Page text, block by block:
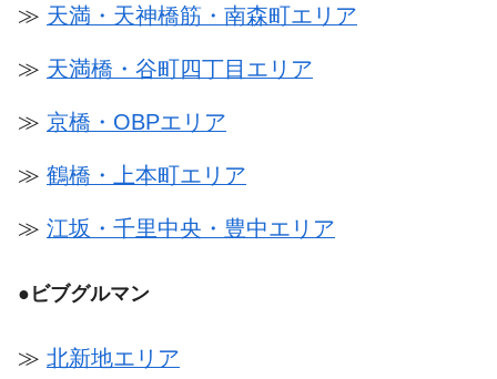
≫ 天満・天神橋筋・南森町エリア
≫ 天満橋・谷町四丁目エリア
≫ 京橋・OBPエリア
≫ 鶴橋・上本町エリア
≫ 江坂・千里中央・豊中エリア
● ビブグルマン
≫ 北新地エリア